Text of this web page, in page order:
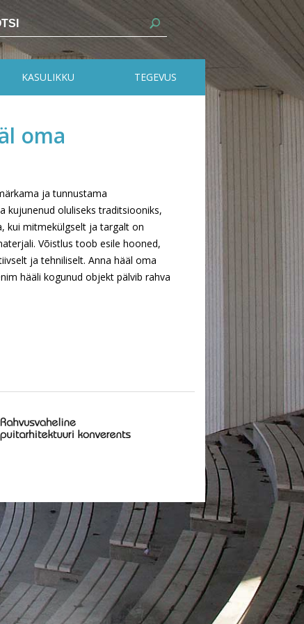
KASULIKKU TEGEVUS
oma
ja tunnustama
kujunenud oluliseks traditsiooniks,
kui mitmekülgselt ja targalt on
Võistlus toob esile hooned,
ja tehniliselt. Anna hääl oma
hääli kogunud objekt pälvib rahva